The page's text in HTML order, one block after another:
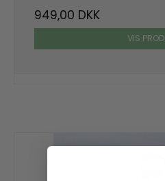
949,00 DKK
VIS